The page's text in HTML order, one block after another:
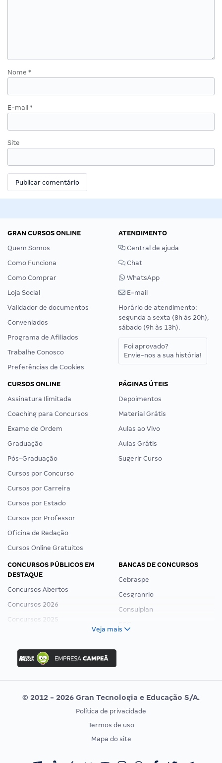
Nome *
E-mail *
Site
GRAN CURSOS ONLINE
Quem Somos
Como Funciona
Como Comprar
Loja Social
Validador de documentos
Conveniados
Programa de Afiliados
Trabalhe Conosco
Preferências de Cookies
ATENDIMENTO
Central de ajuda
Chat
WhatsApp
E-mail
Horário de atendimento:
segunda a sexta (8h às 20h),
sábado (9h às 13h).
Foi aprovado?
Envie-nos a sua história!
CURSOS ONLINE
Assinatura Ilimitada
Coaching para Concursos
Exame de Ordem
Graduação
Pós-Graduação
Cursos por Concurso
Cursos por Carreira
Cursos por Estado
Cursos por Professor
Oficina de Redação
Cursos Online Gratuitos
PÁGINAS ÚTEIS
Depoimentos
Material Grátis
Aulas ao Vivo
Aulas Grátis
Sugerir Curso
CONCURSOS PÚBLICOS EM
DESTAQUE
Concursos Abertos
Concursos 2026
Concursos 2025
Concurso Ibama
Concurso MPU
Editais publicados
BANCAS DE CONCURSOS
Cebraspe
Cesgranrio
Consulplan
Vunesp
CONCURSOS POR PROFISSÃO
Concursos Fiscais
EXAME DE ORDEM
Calendário OAB
Veja mais
© 2012 - 2026 Gran Tecnologia e Educação S/A.
Política de privacidade
Termos de uso
Mapa do site